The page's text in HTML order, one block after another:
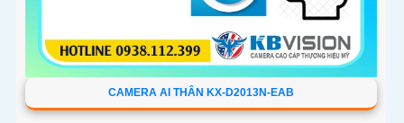
CAMERA AI THÂN KX-D2013N-EAB